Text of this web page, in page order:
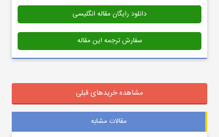
دانلود رایگان مقاله انگلیسی
سفارش ترجمه این مقاله
مشاهده خریدهای قبلی
مقالات مشابه